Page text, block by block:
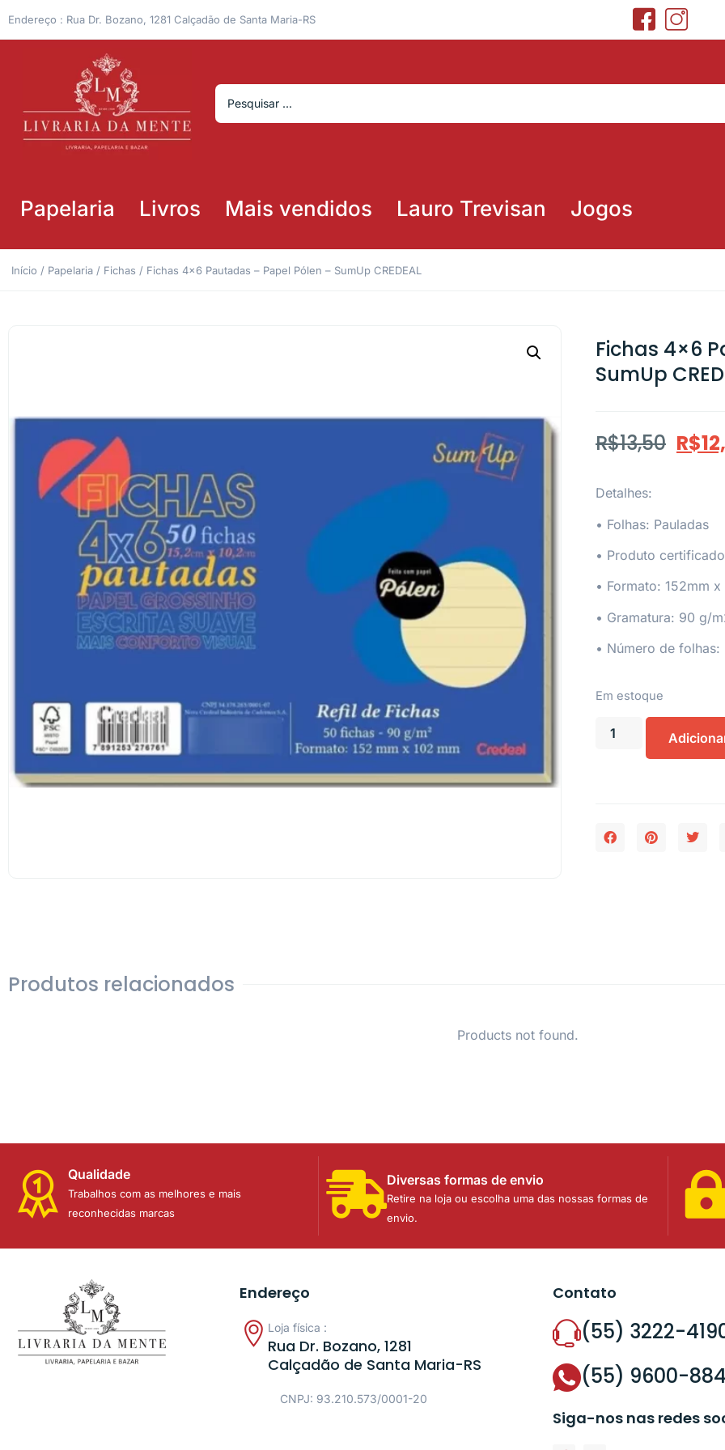
Endereço : Rua Dr. Bozano, 1281 Calçadão de Santa Maria-RS
Papelaria Livros Mais vendidos Lauro Trevisan Jogos
Início / Papelaria / Fichas / Fichas 4×6 Pautadas – Papel Pólen – SumUp CREDEAL
Fichas 4×6
SumUp
R$13,50 R$
Detalhes:
• Folhas: Pauladas
• Produto
• Formato: 152mm x
• Gramatura: 90 g/
• Número de
Em estoque
Produtos relacionados
Products not found.
Qualidade
Trabalhos com as melhores e mais
reconhecidas marcas
Diversas formas de envio
Retire na loja ou escolha uma das nossas formas de
envio.
Endereço
Loja física :
Rua Dr. Bozano, 1281
Calçadão de Santa Maria-RS
CNPJ: 93.210.573/0001-20
Contato
(55) 3222-
(55) 9600-
Siga-nos nas redes